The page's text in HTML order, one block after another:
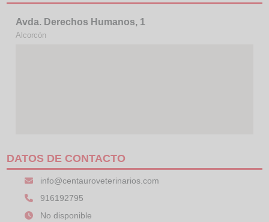
Avda. Derechos Humanos, 1
Alcorcón
DATOS DE CONTACTO
info@centauroveterinarios.com
916192795
No disponible